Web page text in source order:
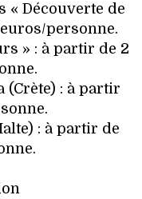
« Découverte de
personne.
» : à partir de 2
(Crète) : à partir
: à partir de